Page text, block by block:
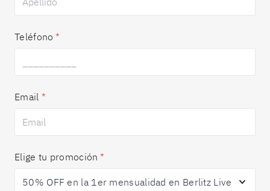
Teléfono *
Email *
Elige tu promoción *